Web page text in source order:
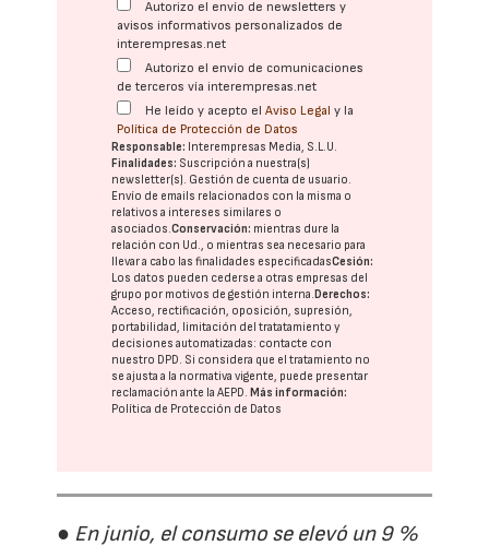
Autorizo el envío de newsletters y
avisos informativos personalizados de
interempresas.net
Autorizo el envío de comunicaciones
de terceros vía interempresas.net
He leído y acepto elAviso Legal y la
Política de Protección de Datos
Responsable: Interempresas Media, S.L.U.
Finalidades: Suscripción a nuestra(s)
newsletter(s). Gestión de cuenta de usuario.
Envío de emails relacionados con la misma o
relativos a intereses similares o
asociados.Conservación: mientras dure la
relación con Ud., o mientras sea necesario para
llevar a cabo las finalidades especificadasCesión:
Los datos pueden cederse a otras empresas del
grupo por motivos de gestión interna. Derechos:
Acceso, rectificación, oposición, supresión,
portabilidad, limitación del tratatamiento y
decisiones automatizadas: contacte con
nuestro DPD. Si considera que el tratamiento no
se ajusta a la normativa vigente, puede presentar
reclamación ante laAEPD. Más información:
Política de Protección de Datos
● En junio, el consumo se elevó un 9 %